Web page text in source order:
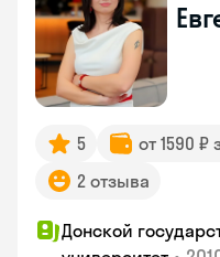
5 от 1590 ₽
2 отзыва
Донской